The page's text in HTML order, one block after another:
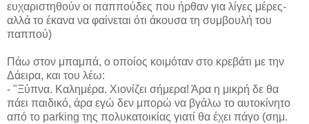
ευχαριστηθούν οι παππούδες που ήρθαν για λίγες μέρες-
αλλά το έκανα να φαίνεται ότι άκουσα τη συμβουλή του
παππού)
Πάω στον μπαμπά, ο οποίος κοιμόταν στο κρεβάτι με την
Δάειρα, και του λέω:
- "Ξύπνα. Καλημέρα. Χιονίζει σήμερα! Άρα η μικρή δε θα
πάει παιδικό, άρα εγώ δεν μπορώ να βγάλω το αυτοκίνητο
από το parking της πολυκατοικίας γιατί θα έχει πάγο (σημ.